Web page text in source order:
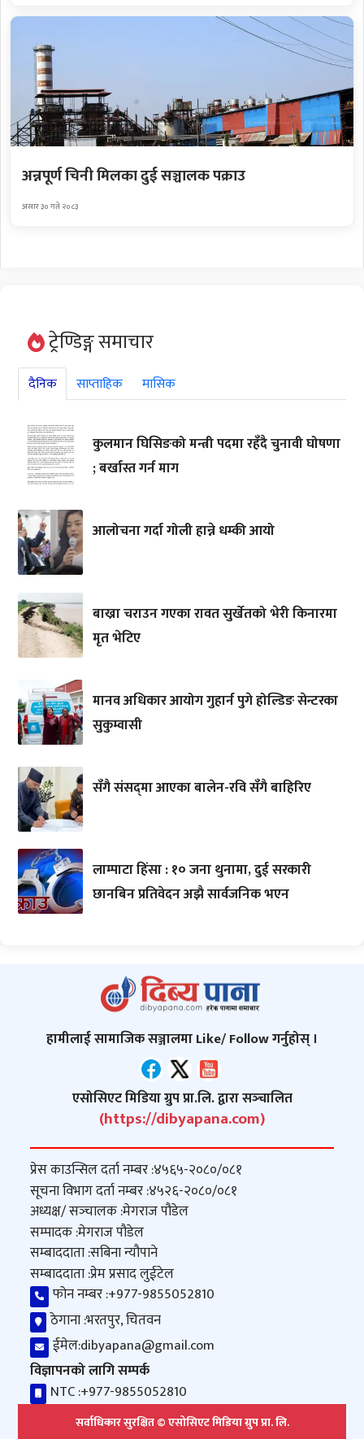
अन्नपूर्ण चिनी मिलका दुई सञ्चालक पक्राउ
असार ३० गते २०८३
ट्रेण्डिङ्ग समाचार
दैनिक साप्ताहिक मासिक
कुलमान घिसिङको मन्त्री पदमा रहँदै चुनावी घोषणा
; बर्खास्त गर्न माग
आलोचना गर्दा गोली हान्ने धम्की आयो
बाख्रा चराउन गएका रावत सुर्खेतको भेरी किनारमा
मृत भेटिए
मानव अधिकार आयोग गुहार्न पुगे होल्डिङ सेन्टरका
सुकुम्वासी
सँगै संसद्‌मा आएका बालेन-रवि सँगै बाहिरिए
लाम्पाटा हिंसा : १० जना थुनामा, दुई सरकारी
छानबिन प्रतिवेदन अझै सार्वजनिक भएन
हामीलाई सामाजिक सञ्जालमा Like/ Follow गर्नुहोस् ।
एसोसिएट मिडिया ग्रुप प्रा.लि. द्वारा सञ्‍चालित
(https://dibyapana.com)
प्रेस काउन्सिल दर्ता नम्बर :४५६५-२०८०/०८१
सूचना विभाग दर्ता नम्बर :४५२६-२०८०/०८१
अध्यक्ष/ सञ्‍चालक :मेगराज पौडेल
सम्पादक :मेगराज पौडेल
सम्बाददाता :सबिना न्यौपाने
सम्बाददाता :प्रेम प्रसाद लुईटेल
फोन नम्बर :+977-9855052810
ठेगाना :भरतपुर, चितवन
ईमेल:dibyapana@gmail.com
विज्ञापनको लागि सम्पर्क
NTC :+977-9855052810
सर्वाधिकार सुरक्षित © एसोसिएट मिडिया ग्रुप प्रा. लि.